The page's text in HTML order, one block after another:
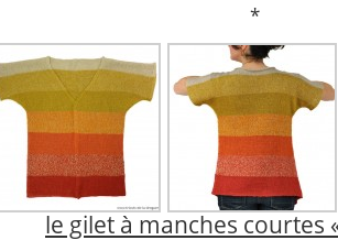
*
le gilet à manches courtes